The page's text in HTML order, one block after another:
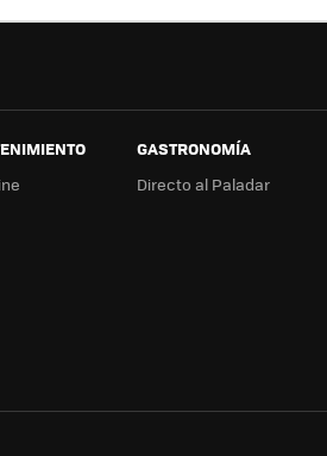
GASTRONOMÍA
Directo al Paladar